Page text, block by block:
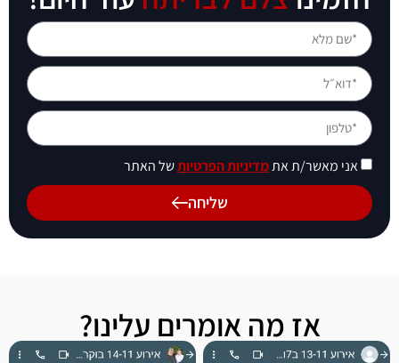
אני מאשר/ת אתמדיניות הפרטיותשל האתר
שליחה
אז מה אומרים עלינו?